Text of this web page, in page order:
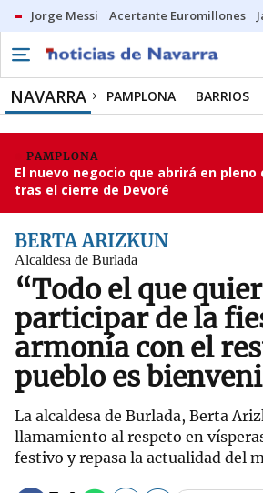
Jorge Messi Acertante Euromillones
NAVARRA PAMPLONA BARRIOS
PAMPLONA
El nuevo negocio que abrirá en
tras el cierre de Devoré
BERTA ARIZKUN
Alcaldesa de Burlada
“Todo el que
participar de la
armonía con el
pueblo es
La alcaldesa de Burlada, Berta
llamamiento al respeto en
festivo y repasa la actualidad del